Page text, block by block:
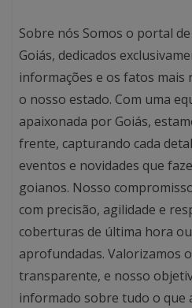
Sobre nós Somos o portal
Goiás, dedicados
informações e os fatos mais
o nosso estado. Com uma
apaixonada por Goiás,
frente, capturando cada
eventos e novidades que
goianos. Nosso
com precisão, agilidade e
coberturas de última hora
aprofundadas. Valorizamos
transparente, e nosso
informado sobre tudo o que